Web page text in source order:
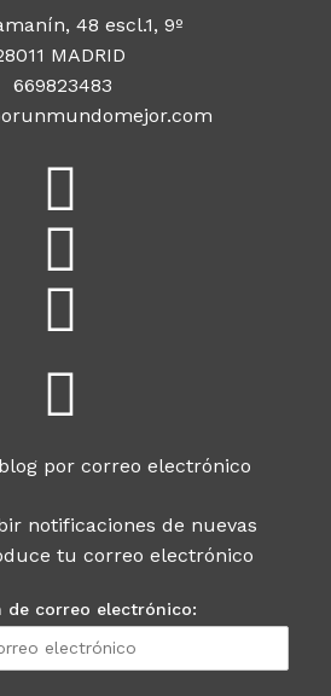
48 escl.1, 9º
MADRID
669823483
por correo electrónico
notificaciones de nuevas
tu correo electrónico
de correo electrónico: